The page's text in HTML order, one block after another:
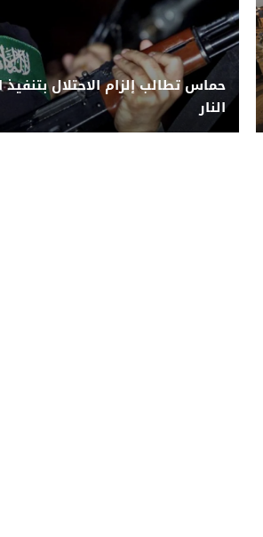
حماس تطالب إلزام الاحتلال
النار